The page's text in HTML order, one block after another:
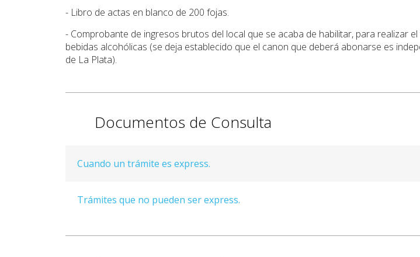
- Libro de actas en blanco de 200 fojas.
- Comprobante de ingresos brutos del local que se acaba de habilitar, para realizar
bebidas alcohólicas (se deja establecido que el canon que deberá abonarse es
de La Plata).
Documentos de Consulta
Cuando un trámite es express.
Trámites que no pueden ser express.